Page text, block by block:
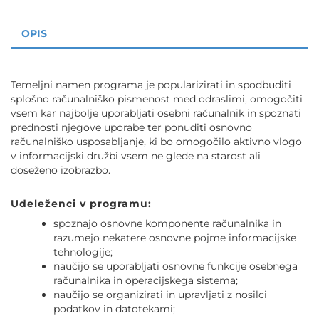
PODČRTAJ POVEZAVE
IZJAVA O DOSTOPNOSTI
OPIS
Temeljni namen programa je popularizirati in spodbuditi
splošno računalniško pismenost med odraslimi, omogočiti
vsem kar najbolje uporabljati osebni računalnik in spoznati
prednosti njegove uporabe ter ponuditi osnovno
računalniško usposabljanje, ki bo omogočilo aktivno vlogo
v informacijski družbi vsem ne glede na starost ali
doseženo izobrazbo.
Udeleženci v programu:
spoznajo osnovne komponente računalnika in
razumejo nekatere osnovne pojme informacijske
tehnologije;
naučijo se uporabljati osnovne funkcije osebnega
računalnika in operacijskega sistema;
naučijo se organizirati in upravljati z nosilci
podatkov in datotekami;